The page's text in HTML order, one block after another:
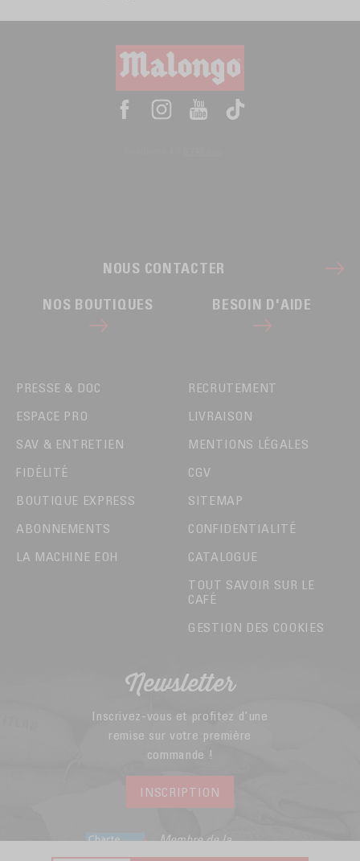
NOUS CONTACTER
NOS BOUTIQUES BESOIN D'AIDE
PRESSE & DOC
ESPACE PRO
SAV & ENTRETIEN
FIDÉLITÉ
BOUTIQUE EXPRESS
ABONNEMENTS
LA MACHINE EOH
RECRUTEMENT
LIVRAISON
MENTIONS LÉGALES
CGV
SITEMAP
CONFIDENTIALITÉ
CATALOGUE
TOUT SAVOIR SUR LE
CAFÉ
GESTION DES COOKIES
Newsletter
Inscrivez-vous et profitez d'une
remise sur votre première
commande !
INSCRIPTION
Membre de la
Fédération du E-